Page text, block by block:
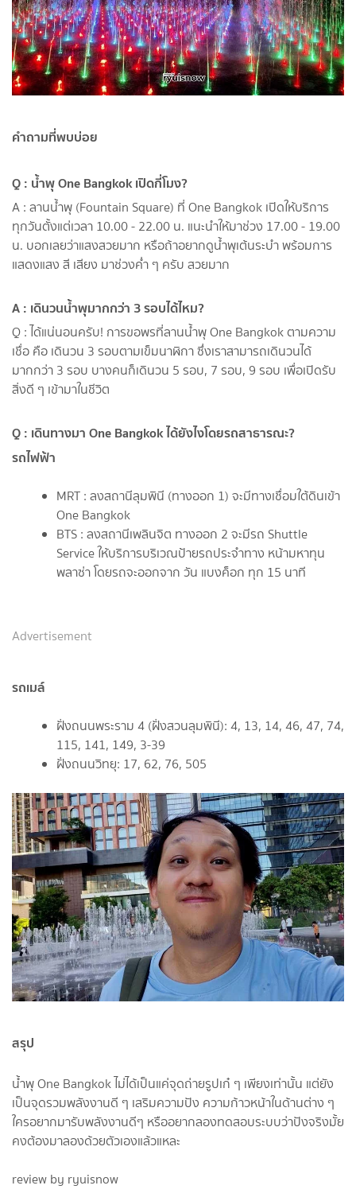
คำถามที่พบบ่อย
Q : น้ำพุ One Bangkok เปิดกี่โมง?
A : ลานน้ำพุ (Fountain Square) ที่ One Bangkok เปิดให้บริการ
ทุกวันตั้งแต่เวลา 10.00 - 22.00 น. แนะนำให้มาช่วง 17.00 - 19.00
น. บอกเลยว่าแสงสวยมาก หรือถ้าอยากดูน้ำพุเต้นระบำ พร้อมการ
แสดงแสง สี เสียง มาช่วงค่ำ ๆ ครับ สวยมาก
A : เดินวนน้ำพุมากกว่า 3 รอบได้ไหม?
Q : ได้แน่นอนครับ! การขอพรที่ลานน้ำพุ One Bangkok ตามความ
เชื่อ คือ เดินวน 3 รอบตามเข็มนาฬิกา ซึ่งเราสามารถเดินวนได้
มากกว่า 3 รอบ บางคนก็เดินวน 5 รอบ, 7 รอบ, 9 รอบ เพื่อเปิดรับ
สิ่งดี ๆ เข้ามาในชีวิต
Q : เดินทางมา One Bangkok ได้ยังไงโดยรถสาธารณะ?
รถไฟฟ้า
MRT : ลงสถานีลุมพินี (ทางออก 1) จะมีทางเชื่อมใต้ดินเข้า
One Bangkok
BTS : ลงสถานีเพลินจิต ทางออก 2 จะมีรถ Shuttle
Service ให้บริการบริเวณป้ายรถประจำทาง หน้ามหาทุน
พลาซ่า โดยรถจะออกจาก วัน แบงค็อก ทุก 15 นาที
Advertisement
รถเมล์
ฝั่งถนนพระราม 4 (ฝั่งสวนลุมพินี): 4, 13, 14, 46, 47, 74,
115, 141, 149, 3-39
ฝั่งถนนวิทยุ: 17, 62, 76, 505
สรุป
น้ำพุ One Bangkok ไม่ได้เป็นแค่จุดถ่ายรูปเก๋ ๆ เพียงเท่านั้น แต่ยัง
เป็นจุดรวมพลังงานดี ๆ เสริมความปัง ความก้าวหน้าในด้านต่าง ๆ
ใครอยากมารับพลังงานดีๆ หรืออยากลองทดสอบระบบว่าปังจริงมั้ย
คงต้องมาลองด้วยตัวเองแล้วแหละ
review by ryuisnow